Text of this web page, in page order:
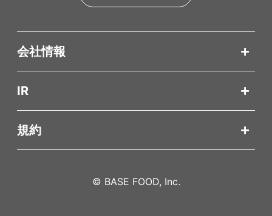
会社情報
IR
規約
© BASE FOOD, Inc.